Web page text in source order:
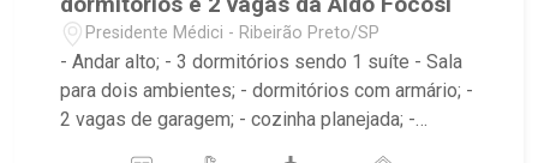
Presidente Médici - Ribeirão Preto/SP
- Andar alto; - 3 dormitórios sendo 1 suíte - Sala
para dois ambientes; - dormitórios com armário; -
2 vagas de garagem; - cozinha planejada; -